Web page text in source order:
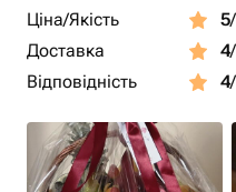
Ціна/Якість
5
Доставка
4
Відповідність
4